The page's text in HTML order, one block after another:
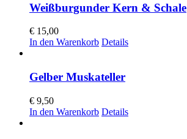
Weißburgunder Kern & Schale
€ 15,00
In den Warenkorb Details
Gelber Muskateller
€ 9,50
In den Warenkorb Details